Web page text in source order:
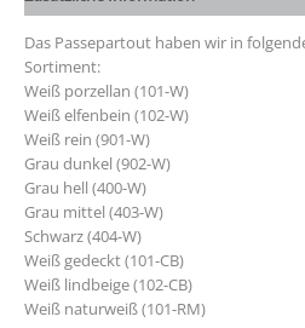
Das Passepartout haben wir in
Sortiment:
Weiß porzellan (101-W)
Weiß elfenbein (102-W)
Weiß rein (901-W)
Grau dunkel (902-W)
Grau hell (400-W)
Grau mittel (403-W)
Schwarz (404-W)
Weiß gedeckt (101-CB)
Weiß lindbeige (102-CB)
Weiß naturweiß (101-RM)